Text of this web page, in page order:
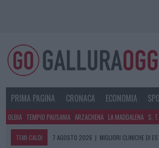
PRIMA PAGINA CRONACA ECONOMIA
OLBIA TEMPIO PAUSANIA ARZACHENA LA MADDALENA S.
TEMI CALDI 7 AGOSTO 2026 | MIGLIORI CLINICHE DI
6 AGOSTO 2026 | INCENDI, A SAN